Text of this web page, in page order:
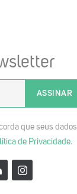
que seus dados
de Privacidade.